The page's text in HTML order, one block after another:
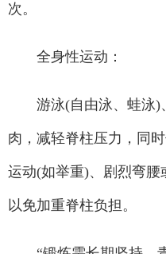
次。
全身性运动：
游泳(自由泳、蛙泳)
肉，减轻脊柱压力，同
运动(如举重)、剧烈弯腰
以免加重脊柱负担。